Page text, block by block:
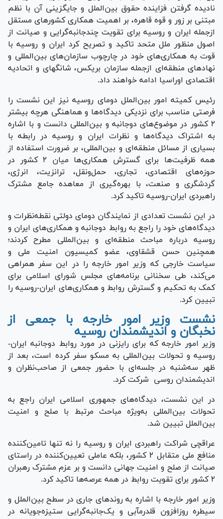
نادیده گرفتن فزاینده حقوق بین‌الملل و جایگزینی آن با نظم
مبتنی بر زور و قوه قاهره، بر اهمیت همکاری کشور‌های مستقل
ازجمله ایران و روسیه برای تقویت چندجانبه‌گرایی و صیانت از
اصول منظور ملل متحد تاکید و تصریح کرد ایران و روسیه با
قوت به همکاری‌های خود در چارچوب سازمان‌های بین‌المللی و
نهاد‌های منطقه‌ای ازجمله سازمان بریکس، شانگهای و اتحادیه
اقتصادی اوراسیا ادامه خواهند داد.
رئیس کمیته امور بین‌الملل دومای روسیه نیز این نشست را
فرصتی مناسب برای نزدیکی دیدگاه‌ها و هماهنگی هرچه بیشتر
۲ کشور در موضوع‌های دو‌جانبه و بین‌المللی دانست و با اشاره
به اشتراک دیدگاه‌ها و نظرات ایران و روسیه در رابطه با
بسیاری از مسائل منطقه‌ای و بین‌المللی، بر ضرورت استفاده از
همه ظرفیت‌ها برای گسترش همکاری‌ها میان ۲ کشور در
حوزه‌های اقتصادی، تجاری، حمل‌ونقل، ترانزیت، انرژی،
گردشگری و صنعت، با بهره‌گیری از معاهده جامع مشترک
راهبردی ایران-روسیه تاکید کرد.
در این نشست تعدادی از نمایندگان دومای دولتی نقطه‌نظرات و
دیدگاه‌های خود را راجع به روابط دوجانبه و همکاری‌های ایران و
روسیه درباره مباحث منطقه‌ای و بین‌المللی مطرح کردند؛
همچنین حسن قشقاوی، عضو کمیسیون امنیت ملی و
سیاست خارجی که وزیر امور خارجه را در این سفر همراهی
می‌کند، طی سخنانی برنامه‌های مجلس شورای اسلامی برای
کمک به تحکیم و گسترش روابط و همکاری‌های ایران-روسیه را
تبیین کرد.
نشست وزیر امور خارجه با جمعی از
نخبگان و اندیشمندان روسیه
وزیر امور خارجه که برای رایزنی در مورد روابط دوجانبه ایران-
روسیه و تحولات بین‌المللی به مسکو سفر کرده است، بعد از
ظهر سه‌شنبه در جلسه‌ای با حضور جمعی از صاحب‌نظران و
اندیشمندان روسی شرکت کرد.
در این نشست، دیدگاه‌های جمهوری اسلامی ایران راجع به
تحولات بین‌المللی به‌ویژه مباحث مرتبط با صلح و امنیت
بین‌الملل تبیین شد.
عراقچی شراکت راهبردی ایران و روسیه را نه تنها تامین‌کننده
منافع ملی متقابل ۲ کشور، بلکه عاملی تعیین‌کننده در راستای
صیانت از صلح و امنیت جهانی دانست و بر عزم مشترک رهبران
۲ کشور برای تقویت روابط در همه عرصه‌ها تاکید کرد.
وزیر امور خارجه با اشاره به روندهای جاری در سطح بین‌الملل و
سیطره روزافزون قلدرمآبی و یک‌جانبه‌گرایی ستیزه‌جویانه در